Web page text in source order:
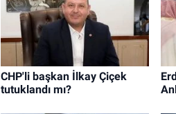
CHP'li başkan İlkay Çiçek
tutuklandı mı?